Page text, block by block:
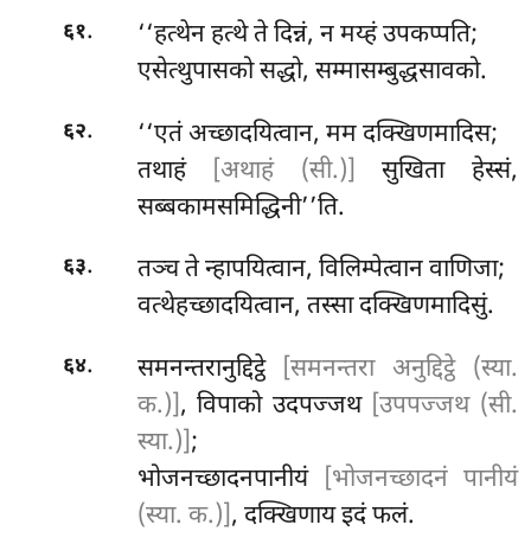
६१.
‘‘हत्थेन हत्थे ते दिन्नं, न मय्हं उपकप्पति;
एसेत्थुपासको सद्धो, सम्मासम्बुद्धसावको.
६२.
‘‘एतं अच्छादयित्वान, मम दक्खिणमादिस;
तथाहं
[अथाहं (सी.)]
सुखिता हेस्सं,
सब्बकामसमिद्धिनी’’ति.
६३.
तञ्च ते न्हापयित्वान, विलिम्पेत्वान वाणिजा;
वत्थेहच्छादयित्वान, तस्सा दक्खिणमादिसुं.
६४. समनन्तरानुद्दिट्ठे
[समनन्तरा अनुद्दिट्ठे (स्या.
क.)] , विपाको उदपज्जथ [उपपज्जथ (सी.
स्या.)] ;
भोजनच्छादनपानीयं
[भोजनच्छादनं पानीयं
(स्या. क.)] , दक्खिणाय इदं फलं.